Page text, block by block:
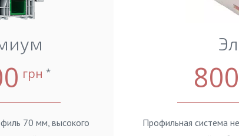
грн *
70 мм, высокого
Профильная система